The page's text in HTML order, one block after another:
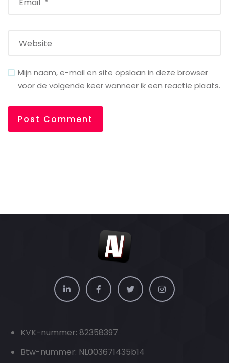
Mijn naam, e-mail en site opslaan in deze browser
voor de volgende keer wanneer ik een reactie plaats.
KVK-nummer: 82358397
Btw-nummer: NL003671435b14